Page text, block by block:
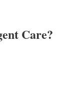
Care?